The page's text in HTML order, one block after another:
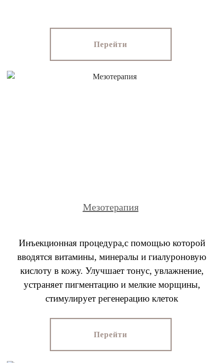
Перейти
Мезотерапия
Инъекционная процедура,с помощью которой
вводятся витамины, минералы и гиалуроновую
кислоту в кожу. Улучшает тонус, увлажнение,
устраняет пигментацию и мелкие морщины,
стимулирует регенерацию клеток
Перейти